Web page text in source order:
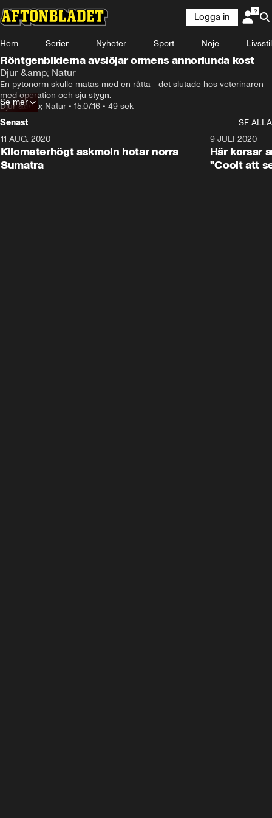
Logga in
Hem Serier Nyheter Sport Nöje Livsstil
Röntgenbilderna avslöjar ormens annorlunda kost
Djur &amp; Natur
En pytonorm skulle matas med en råtta - det slutade hos veterinären
med operation och sju stygn.
Djur &amp; Natur • 15.07.16 • 49 sek
Se mer
Senast
SE ALLA
11 AUG. 2020
Kilometerhögt askmoln hotar norra
Sumatra
9 JULI 2020
Här korsar
"Coolt att